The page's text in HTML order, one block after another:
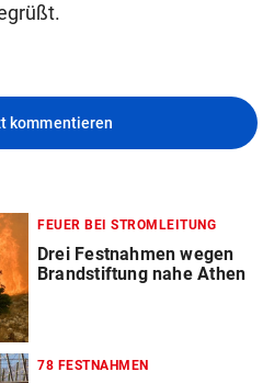
kommentieren
FEUER BEI STROMLEITUNG
Drei Festnahmen wegen
Brandstiftung nahe Athen
78 FESTNAHMEN